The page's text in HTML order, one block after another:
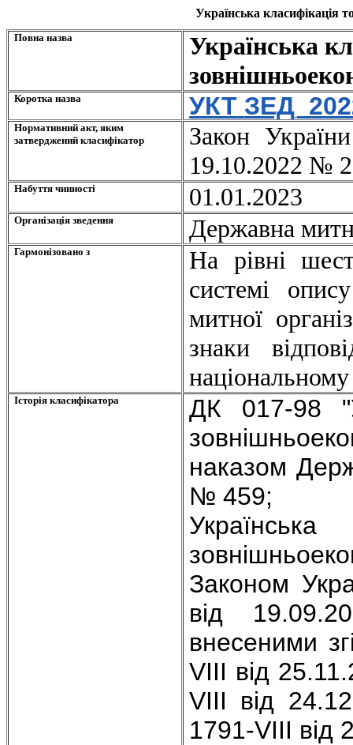
Українська класифікація
Повна назва
Українська
Коротка назва УКТ
Нормативний акт, яким
затверджений класифікатор
Закон
19.10.2022 №
Набуття чинності 01.01.2023
Організація зведення Державна
Гармонізовано з
На рівні
системі
митної
знаки
Історія класифікатора
ДК 017-98
наказом
№ 459;
Законом
від
внесеними
VIII від
VIII від
1791-VIII від